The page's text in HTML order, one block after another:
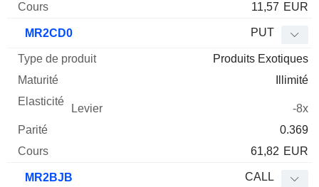
11,57 EUR
MR2CD0 PUT
Produits Exotiques
Illimité
-8x
0.369
61,82 EUR
MR2BJB CALL